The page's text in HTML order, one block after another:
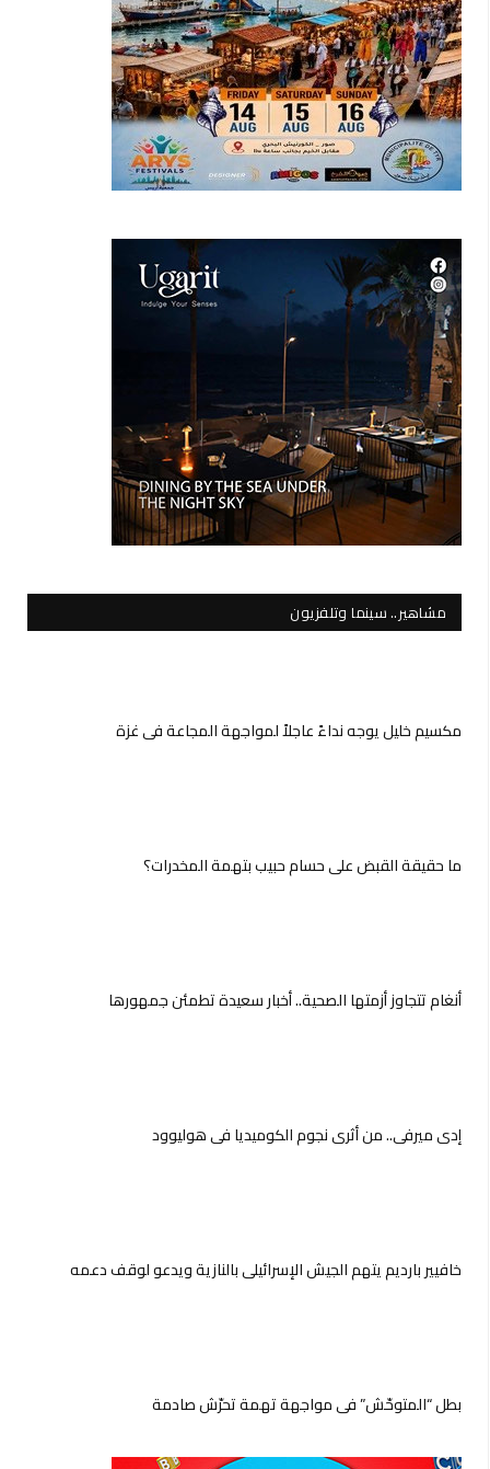
مشاهير.. سينما وتلفزيون
مكسيم خليل يوجه نداءً عاجلاً لمواجهة المجاعة في غزة
ما حقيقة القبض على حسام حبيب بتهمة المخدرات؟
أنغام تتجاوز أزمتها الصحية.. أخبار سعيدة تطمئن جمهورها
إدي ميرفي.. من أثرى نجوم الكوميديا في هوليوود
خافيير بارديم يتهم الجيش الإسرائيلي بالنازية ويدعو لوقف دعمه
بطل “المتوحّش” في مواجهة تهمة تحرّش صادمة